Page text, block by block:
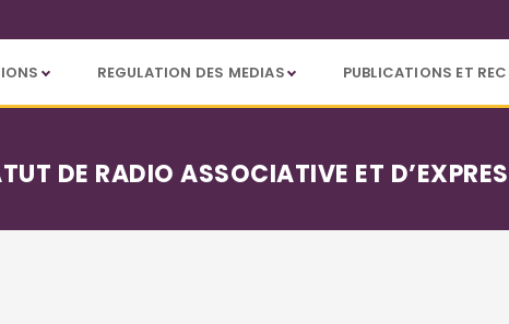
REGULATION DES MEDIAS PUBLICATIONS ET
DE RADIO ASSOCIATIVE ET